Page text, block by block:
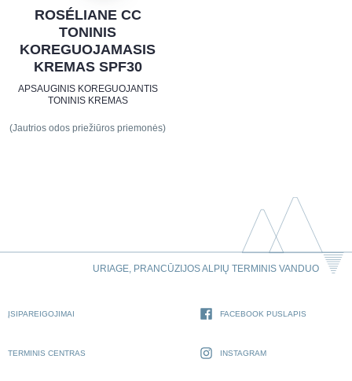
ROSÉLIANE CC
TONINIS
KOREGUOJAMASIS
KREMAS SPF30
APSAUGINIS KOREGUOJANTIS
TONINIS KREMAS
(Jautrios odos priežiūros priemonės)
URIAGE, PRANCŪZIJOS ALPIŲ TERMINIS VANDUO
ĮSIPAREIGOJIMAI
TERMINIS CENTRAS
FACEBOOK PUSLAPIS
INSTAGRAM